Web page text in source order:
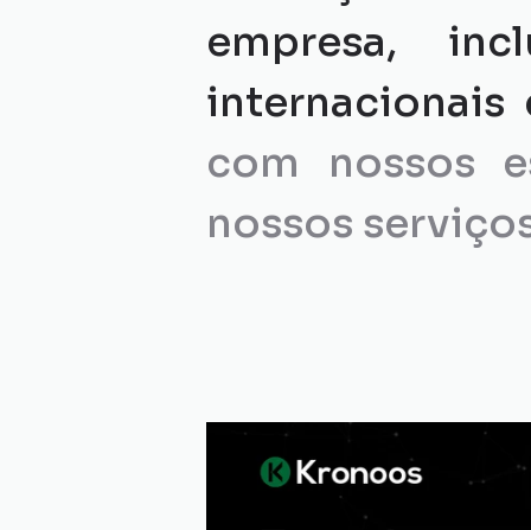
empresa,
com nossos
nossos